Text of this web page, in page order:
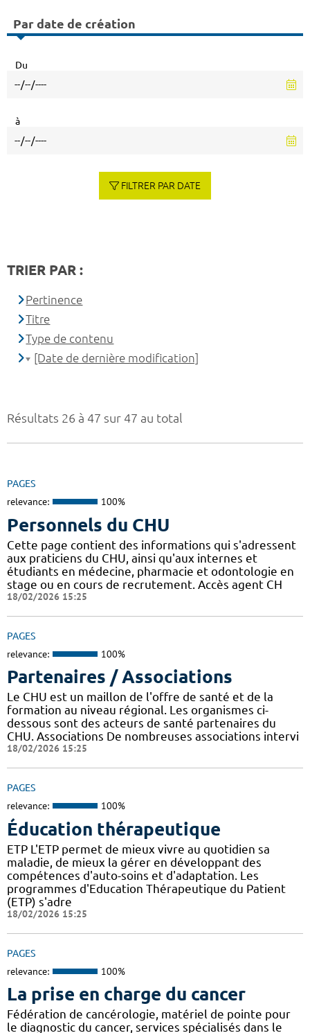
Résultats 26 à 47 sur 47 au total
PAGES
relevance: 100%
Personnels du CHU
Cette page contient des informations qui s'adressent
aux praticiens du CHU, ainsi qu'aux internes et
étudiants en médecine, pharmacie et odontologie en
stage ou en cours de recrutement. Accès agent CH
18/02/2026 15:25
PAGES
relevance: 100%
Partenaires / Associations
Le CHU est un maillon de l'offre de santé et de la
formation au niveau régional. Les organismes ci-
dessous sont des acteurs de santé partenaires du
CHU. Associations De nombreuses associations intervi
18/02/2026 15:25
PAGES
relevance: 100%
Éducation thérapeutique
ETP L'ETP permet de mieux vivre au quotidien sa
maladie, de mieux la gérer en développant des
compétences d'auto-soins et d'adaptation. Les
programmes d'Education Thérapeutique du Patient
(ETP) s'adre
18/02/2026 15:25
PAGES
relevance: 100%
La prise en charge du cancer
Fédération de cancérologie, matériel de pointe pour
le diagnostic du cancer, services spécialisés dans le
Par date de création
Du
à
FILTRER PAR DATE
TRIER PAR :
Pertinence
Titre
Type de contenu
[Date de dernière modification]